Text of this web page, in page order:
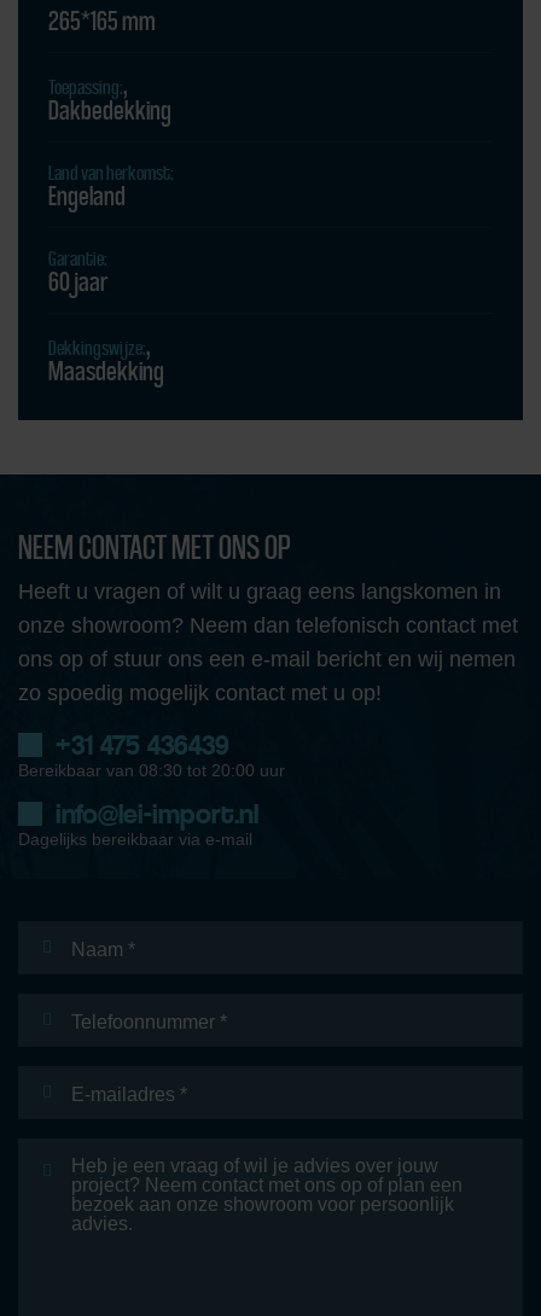
265*165 mm
Toepassing:
Dakbedekking
Land van herkomst:
Engeland
Garantie:
60 jaar
Dekkingswijze:
Maasdekking
NEEM CONTACT MET ONS OP
Heeft u vragen of wilt u graag eens langskomen in
onze showroom? Neem dan telefonisch contact met
ons op of stuur ons een e-mail bericht en wij nemen
zo spoedig mogelijk contact met u op!
+31 475 436439
Bereikbaar van 08:30 tot 20:00 uur
info@lei-import.nl
Dagelijks bereikbaar via e-mail
mailadres *